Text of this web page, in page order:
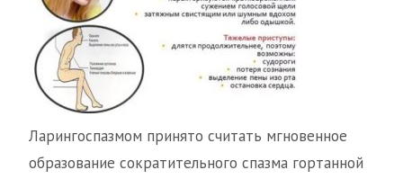
Ларингоспазмом принято считать мгновенное
образование сократительного спазма гортанной